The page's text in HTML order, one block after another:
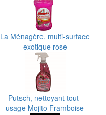
La Ménagère, multi-surface
exotique rose
Putsch, nettoyant tout-
usage Mojito Framboise